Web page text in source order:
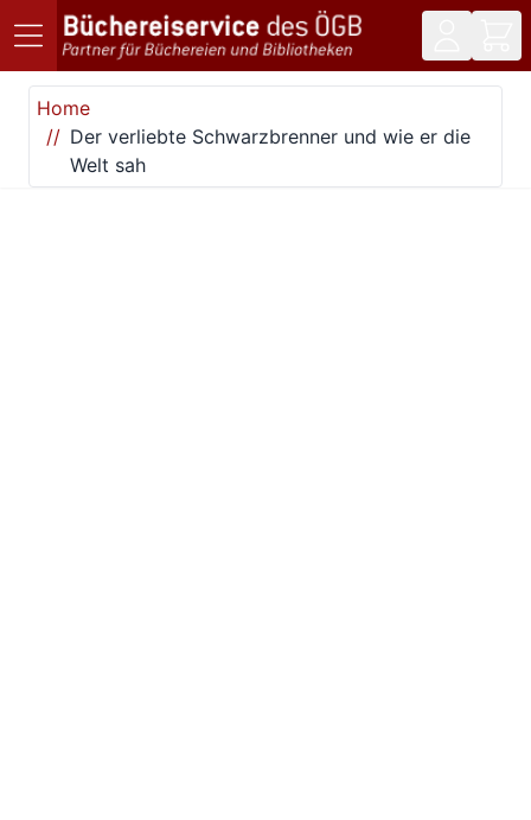
Direkt zum Inhalt
Home
Der verliebte Schwarzbrenner und wie er die
Welt sah